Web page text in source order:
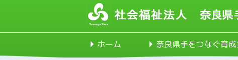
ホーム
奈良県手をつなぐ育